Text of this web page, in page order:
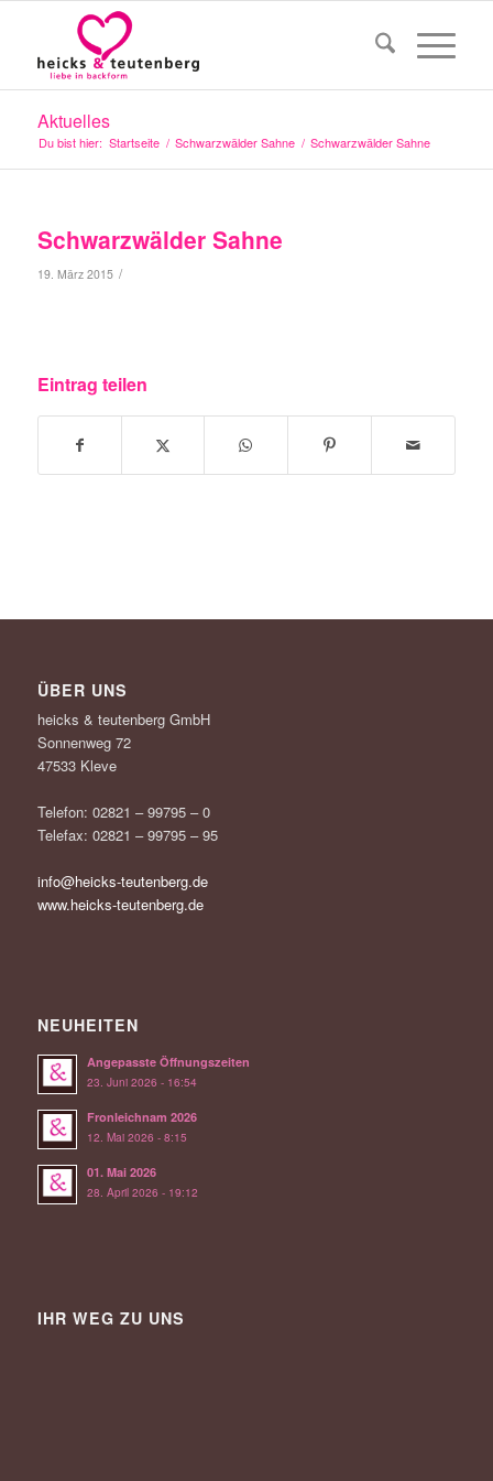
Aktuelles
Du bist hier: Startseite / Schwarzwälder Sahne / Schwarzwälder Sahne
Schwarzwälder Sahne
19. März 2015 /
Eintrag teilen
ÜBER UNS
heicks & teutenberg GmbH
Sonnenweg 72
47533 Kleve
Telefon: 02821 – 99795 – 0
Telefax: 02821 – 99795 – 95
info@heicks-teutenberg.de
www.heicks-teutenberg.de
NEUHEITEN
Angepasste Öffnungszeiten
23. Juni 2026 - 16:54
Fronleichnam 2026
12. Mai 2026 - 8:15
01. Mai 2026
28. April 2026 - 19:12
IHR WEG ZU UNS